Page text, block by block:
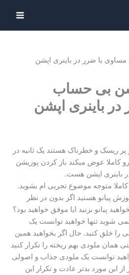
با ضرر در باینری اپشن
بی حساب
باینری اپشن
پر ریسک و خطرناک هستند یک ثانیه در
کاملا عوض میکند باز کردن پوزیشن
باینری اپشن هست.
کاملا متوجه موضوع تجربی ام بشوید.
پیانو هستید اگر بدون در نظر
پیانو بزنید ایا موفق خواهید بود؟
شوید تنها خواهید توانست یک
را خلق کنید. حال اگر بخواهید همین
همان ملودی بهم ریخته را تکرار کنید
توانست یک ملودی جذاب و اصولی
از این مورد بدتر عادت و تکرار این